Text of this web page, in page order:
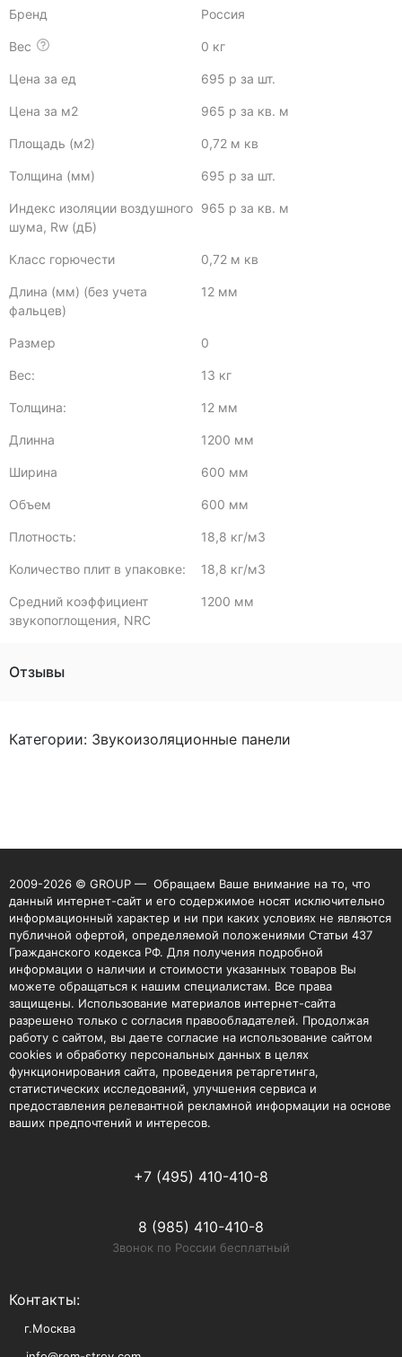
Бренд Россия
Вес 0 кг
Цена за ед 695 р за шт.
Цена за м2 965 р за кв. м
Площадь (м2) 0,72 м кв
Толщина (мм) 695 р за шт.
Индекс изоляции воздушного
шума, Rw (дБ)
965 р за кв. м
Класс горючести 0,72 м кв
Длина (мм) (без учета
фальцев)
12 мм
Размер 0
Вес: 13 кг
Толщина: 12 мм
Длинна 1200 мм
Ширина 600 мм
Объем 600 мм
Плотность: 18,8 кг/м3
Количество плит в упаковке: 18,8 кг/м3
Средний коэффициент
звукопоглощения, NRC
1200 мм
Отзывы
Категории: Звукоизоляционные панели
2009-2026 © GROUP — Обращаем Ваше внимание на то, что
данный интернет-сайт и его содержимое носят исключительно
информационный характер и ни при каких условиях не являются
публичной офертой, определяемой положениями Статьи 437
Гражданского кодекса РФ. Для получения подробной
информации о наличии и стоимости указанных товаров Вы
можете обращаться к нашим специалистам. Все права
защищены. Использование материалов интернет-сайта
разрешено только с согласия правообладателей. Продолжая
работу с сайтом, вы даете согласие на использование сайтом
cookies и обработку персональных данных в целях
функционирования сайта, проведения ретаргетинга,
статистических исследований, улучшения сервиса и
предоставления релевантной рекламной информации на основе
ваших предпочтений и интересов.
+7 (495) 410-410-8
8 (985) 410-410-8
Звонок по России бесплатный
Контакты:
г.Москва